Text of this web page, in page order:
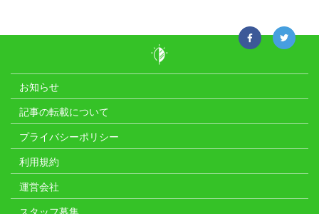
お知らせ
記事の転載について
プライバシーポリシー
利用規約
運営会社